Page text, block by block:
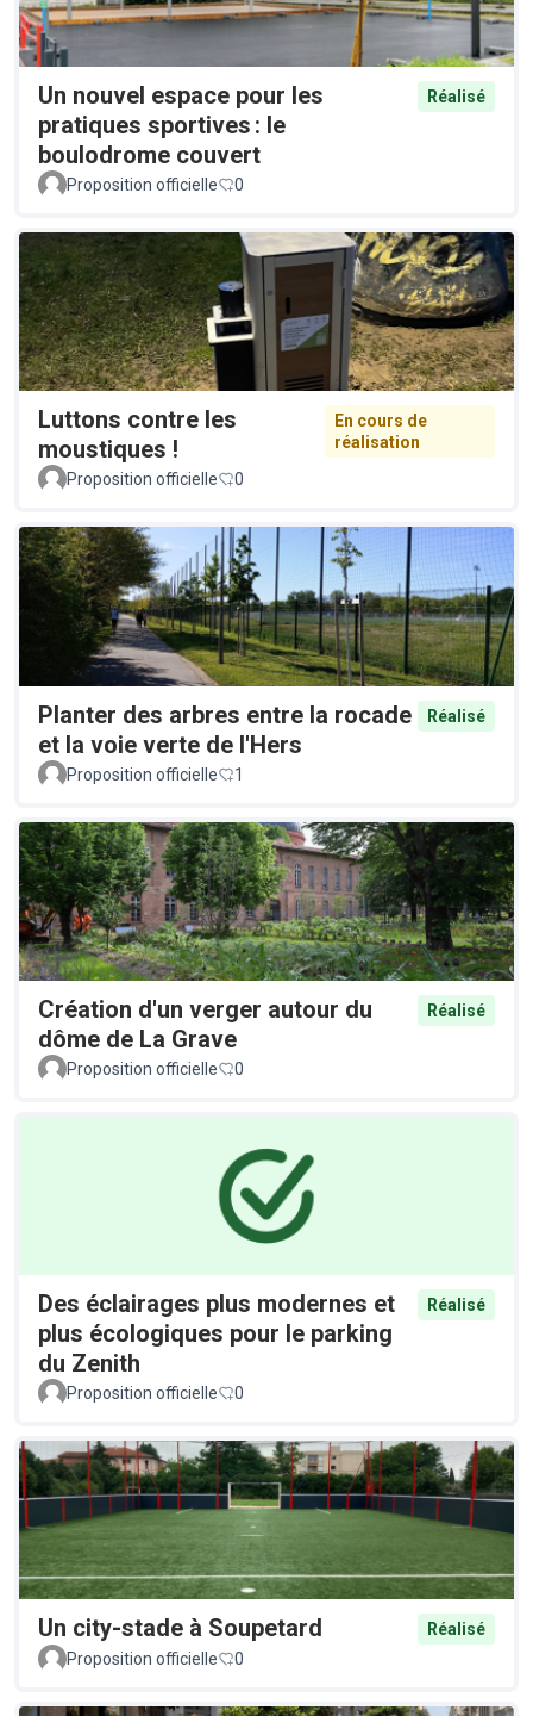
Un nouvel espace pour les
pratiques sportives : le
boulodrome couvert
Réalisé
Proposition officielle 0
Luttons contre les
moustiques !
En cours de
réalisation
Proposition officielle
0
Planter des arbres entre la rocade
et la voie verte de l'Hers
Réalisé
Proposition officielle 1
Création d'un verger autour du
dôme de La Grave
Réalisé
Proposition officielle 0
Des éclairages plus modernes et
plus écologiques pour le parking
du Zenith
Réalisé
Proposition officielle 0
Un city-stade à Soupetard
Réalisé
Proposition officielle
0